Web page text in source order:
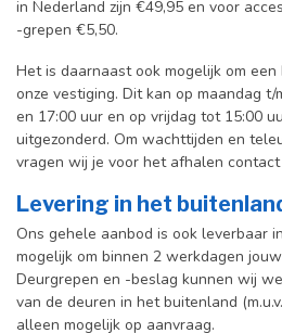
in Nederland zijn €49,95 en voor
-grepen €5,50.
Het is daarnaast ook mogelijk om
onze vestiging. Dit kan op maandag
en 17:00 uur en op vrijdag tot 15:00
uitgezonderd. Om wachttijden en
vragen wij je voor het afhalen
Levering in het
Ons gehele aanbod is ook leverbaar
mogelijk om binnen 2 werkdagen
Deurgrepen en -beslag kunnen wij
van de deuren in het buitenland
alleen mogelijk op aanvraag.